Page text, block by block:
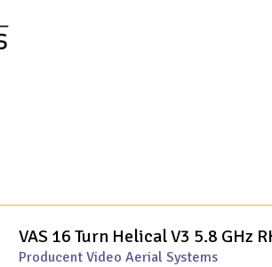
VAS 16 Turn Helical V3 5.8 GHz
Producent Video Aerial Systems